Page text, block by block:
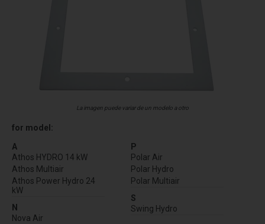
La imagen puede variar de un modelo a otro
for model:
A
Athos HYDRO 14 kW
Athos Multiair
Athos Power Hydro 24
kW
N
Nova Air
P
Polar Air
Polar Hydro
Polar Multiair
S
Swing Hydro